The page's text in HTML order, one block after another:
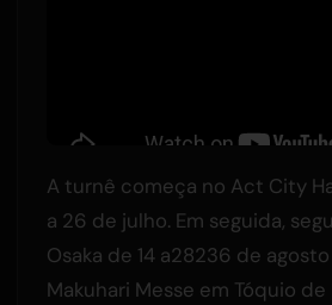
A turnê começa no Act City
a 26 de julho. Em seguida,
Osaka de 14 a28236 de
Makuhari Messe em Tóquio